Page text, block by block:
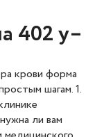
402 у–
крови форма
шагам. 1.
ли вам